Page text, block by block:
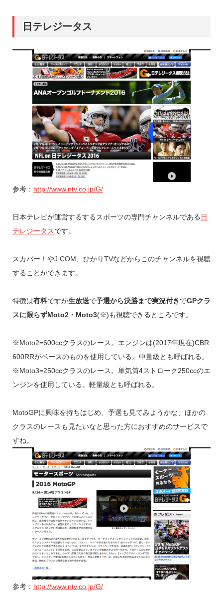
日テレジータス
参考： http://www.ntv.co.jp/G/
日本テレビが運営するするスポーツの専門チャンネルである 日
テレジータスです。
スカパー！やJ:COM、ひかりTVなどからこのチャンネルを視聴
することができます。
特徴は有料ですが生放送で予選から決勝まで実況付きでGPクラ
スに限らずMoto2・Moto3(※)も視聴できるところです。
※Moto2=600ccクラスのレース。エンジンは(2017年現在)CBR
600RRがベースのものを使用している。中量級とも呼ばれる。
※Moto3=250ccクラスのレース。単気筒4ストローク250ccのエ
ンジンを使用している。軽量級とも呼ばれる。
MotoGPに興味を持ちはじめ、予選も見てみようかな、ほかの
クラスのレースも見たいなと思った方におすすめのサービスで
すね。
参考： http://www.ntv.co.jp/G/